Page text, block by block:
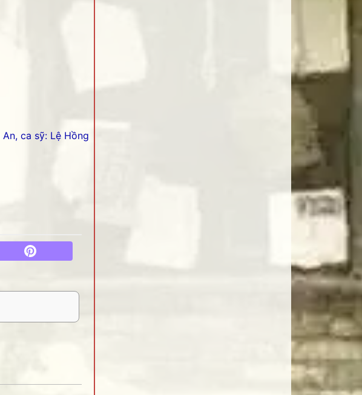
ca sỹ: Lệ Hồng